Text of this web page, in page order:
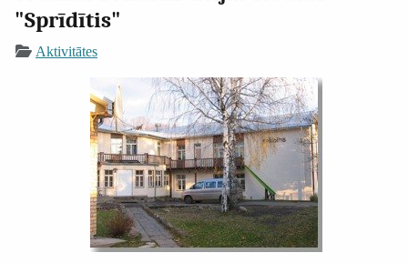
"Sprīdītis"
Aktivitātes